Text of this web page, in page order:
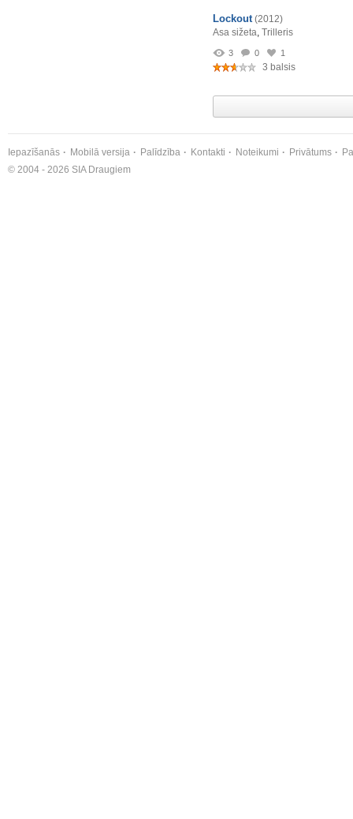
Lockout (2012)
Asa sižeta, Trilleris
3 0 1
3 balsis
Iepazīšanās Mobilā versija Palīdzība Kontakti Noteikumi Privātums
© 2004 - 2026 SIA Draugiem